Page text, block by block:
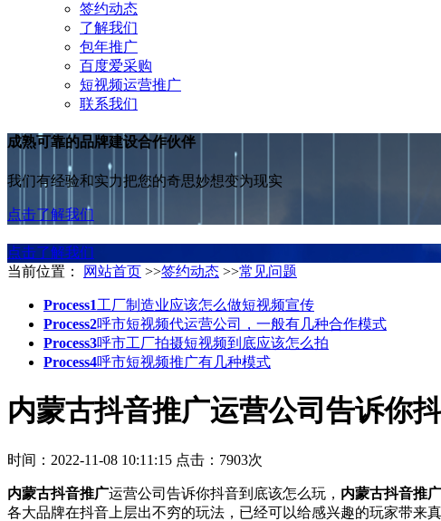
签约动态
了解我们
包年推广
百度爱采购
短视频运营推广
联系我们
成熟可靠的品牌建设合作伙伴
我们有经验和实力把您的奇思妙想变为现实
点击了解我们
点击了解我们
当前位置：
网站首页 >>签约动态 >>常见问题
Process1工厂制造业应该怎么做短视频宣传
Process2呼市短视频代运营公司，一般有几种合作模式
Process3呼市工厂拍摄短视频到底应该怎么拍
Process4呼市短视频推广有几种模式
内蒙古抖音推广运营公司告诉你
时间：2022-11-08 10:11:15 点击：7903次
内蒙古抖音推广运营公司告诉你抖音到底该怎么玩， 内蒙古抖音推
各大品牌在抖音上层出不穷的玩法，已经可以给感兴趣的玩家带来